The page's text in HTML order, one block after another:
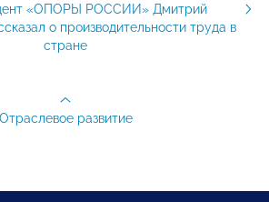
«ОПОРЫ РОССИИ» Дмитрий
о производительности труда в
стране
Отраслевое развитие